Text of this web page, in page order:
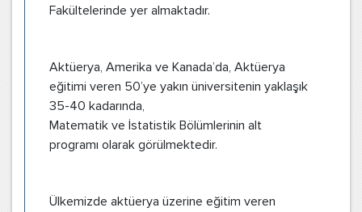
Fakültelerinde yer almaktadır.
Aktüerya, Amerika ve Kanada’da, Aktüerya
eğitimi veren 50’ye yakın üniversitenin yaklaşık
35-40 kadarında,
Matematik ve İstatistik Bölümlerinin alt
programı olarak görülmektedir.
Ülkemizde aktüerya üzerine eğitim veren